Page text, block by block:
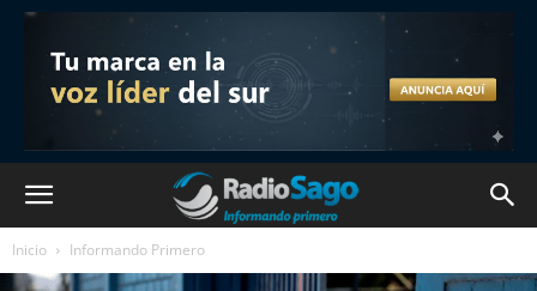
Inicio Informando Primero